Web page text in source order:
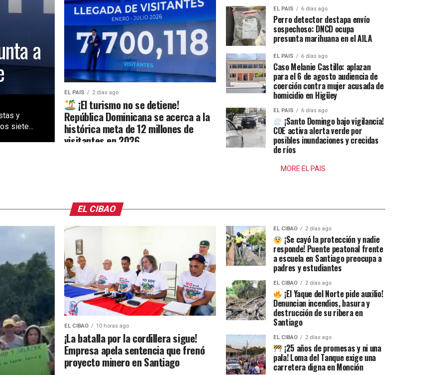
a
y
siete...
EL PAIS 2 días ago
¡El turismo no se detiene!
República Dominicana se acerca a la
histórica meta de 12 millones de
visitantes en 2026
EL PAIS 6 días ago
Perro detector destapa envío
sospechoso: DNCD ocupa
presunta marihuana en el AILA
EL PAIS 6 días ago
Caso Melanie Castillo: aplazan
para el 6 de agosto audiencia de
coerción contra mujer acusada de
homicidio en Higüey
EL PAIS 6 días ago
¡Santo Domingo bajo vigilancia!
COE activa alerta verde por
posibles inundaciones y crecidas
de ríos
MORE EL PAIS
EL CIBAO
EL CIBAO 10 horas ago
¡La batalla por la cordillera sigue!
Empresa apela sentencia que frenó
proyecto minero en Santiago
EL CIBAO 2 días ago
¡Se cayó la protección y nadie
responde! Puente peatonal frente
a escuela en Santiago preocupa a
padres y estudiantes
EL CIBAO 2 días ago
¡El Yaque del Norte pide auxilio!
Denuncian incendios, basura y
destrucción de su ribera en
Santiago
EL CIBAO 2 días ago
¡25 años de promesas y ni una
pala! Loma del Tanque exige una
carretera digna en Monción